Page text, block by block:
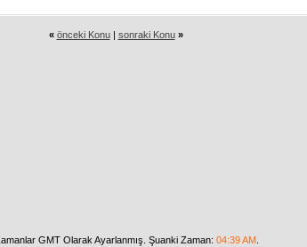
« önceki Konu| sonraki Konu »
GMT Olarak Ayarlanmış. Şuanki Zaman: 04:39 AM